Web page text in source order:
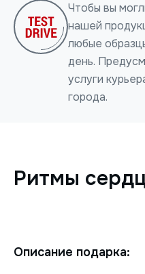
Чтобы вы
нашей
любые
день.
услуги
города.
Ритмы
Описание подарка: